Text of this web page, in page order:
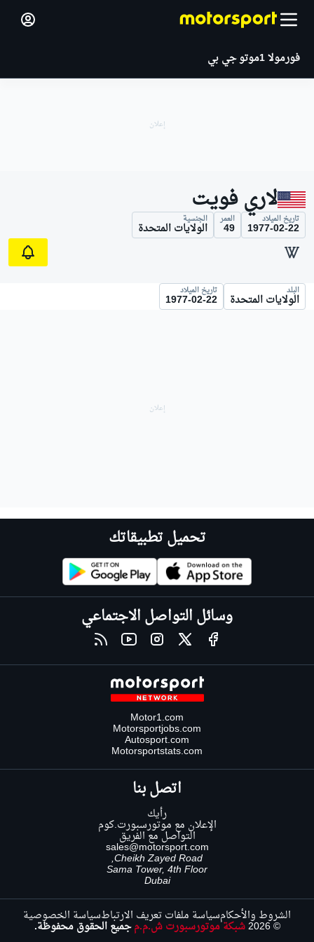
فورمولا 1 موتو جي بي
لاري فويت
تاريخ الميلاد
1977-02-22
العمر
49
الجنسية
الولايات المتحدة
البلد
الولايات المتحدة
تاريخ الميلاد
1977-02-22
تحميل تطبيقاتك
وسائل التواصل الاجتماعي
Motor1.com
Motorsportjobs.com
Autosport.com
Motorsportstats.com
اتصل بنا
رأيك
الإعلان مع موتورسبورت.كوم
التواصل مع الفريق
sales@motorsport.com
Cheikh Zayed Road,
Sama Tower, 4th Floor
Dubai
© 2026 شبكة موتورسبورت ش.م.م جميع الحقوق محفوظة.
الشروط والأحكامسياسة ملفات تعريف الارتباطسياسة الخصوصية